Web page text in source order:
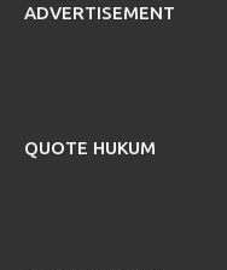
ADVERTISEMENT
QUOTE HUKUM